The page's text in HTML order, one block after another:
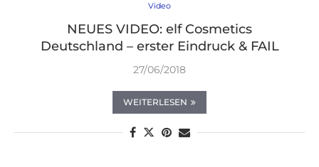
Video
NEUES VIDEO: elf Cosmetics
Deutschland – erster Eindruck & FAIL
27/06/2018
WEITERLESEN